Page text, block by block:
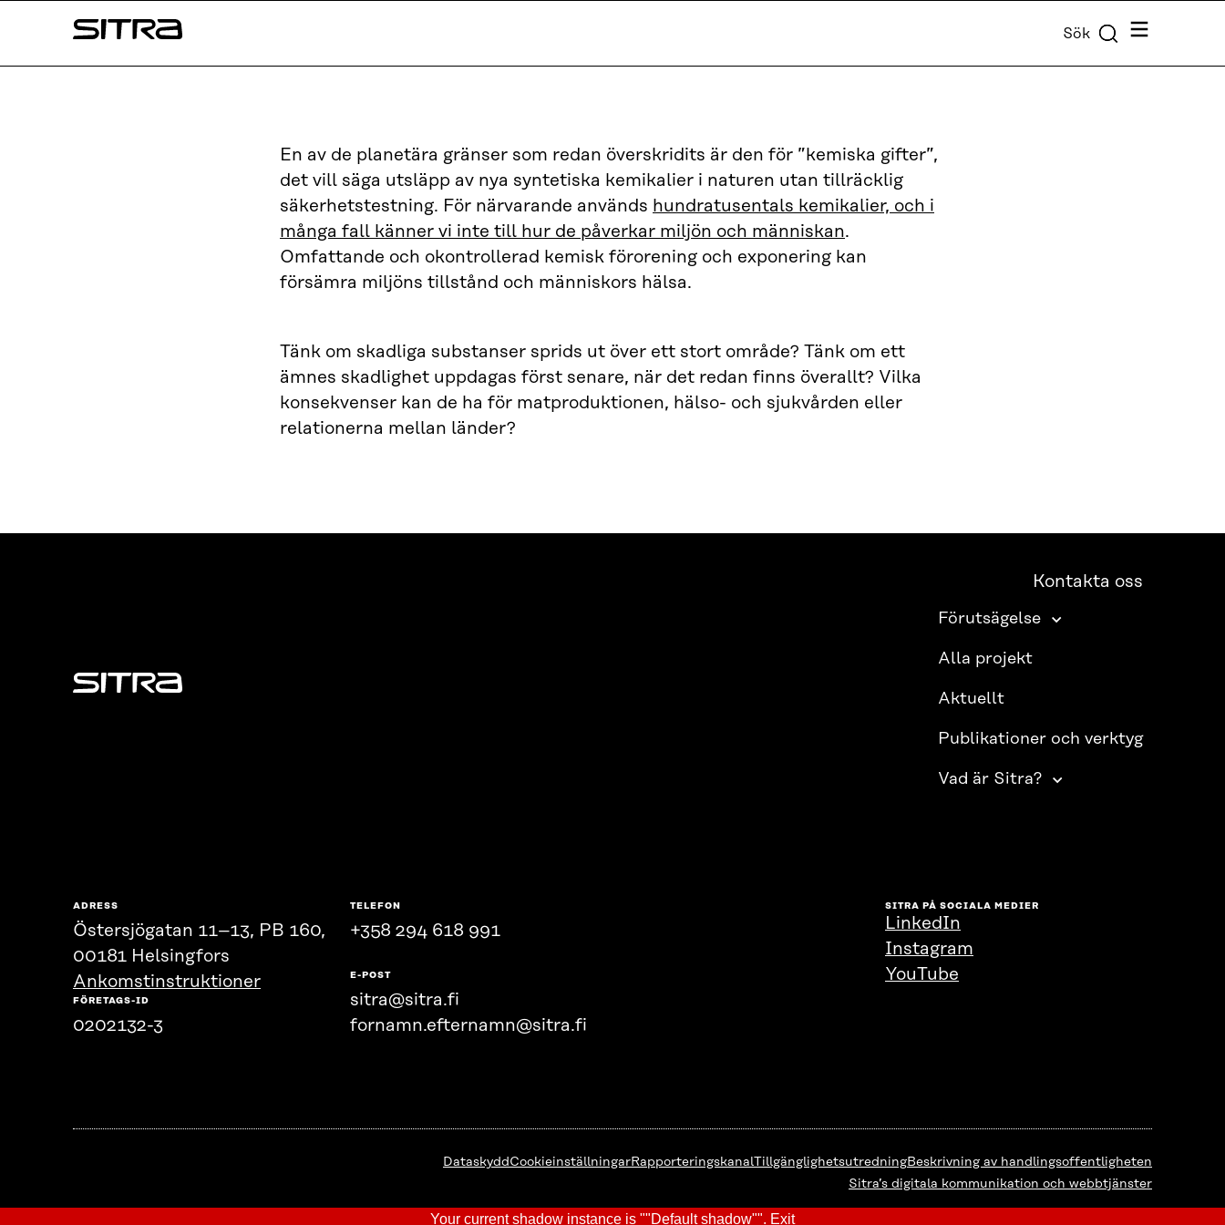
↓
Sitra Sök Meny
En av de planetära gränser som redan överskridits är den för ”kemiska gifter”,
det vill säga utsläpp av nya syntetiska kemikalier i naturen utan tillräcklig
säkerhetstestning. För närvarande används hundratusentals kemikalier, och i
många fall känner vi inte till hur de påverkar miljön och människan.
Omfattande och okontrollerad kemisk förorening och exponering kan
försämra miljöns tillstånd och människors hälsa.
Tänk om skadliga substanser sprids ut över ett stort område? Tänk om ett
ämnes skadlighet uppdagas först senare, när det redan finns överallt? Vilka
konsekvenser kan de ha för matproduktionen, hälso- och sjukvården eller
relationerna mellan länder?
Sitra
Kontakta oss
Förutsägelse
Alla projekt
Aktuellt
Publikationer och verktyg
Vad är Sitra?
ADRESS
Östersjögatan 11–13, PB 160,
00181 Helsingfors
Ankomstinstruktioner
FÖRETAGS-ID
0202132-3
TELEFON
+358 294 618 991
E-POST
sitra@sitra.fi
fornamn.efternamn@sitra.fi
SITRA PÅ SOCIALA MEDIER
LinkedIn
Instagram
YouTube
DataskyddCookieinställningarRapporteringskanalTillgänglighetsutredningBeskrivning av handlingsoffentligheten
Sitra’s digitala kommunikation och webbtjänster
Your current shadow instance is ""Default shadow"". Exit